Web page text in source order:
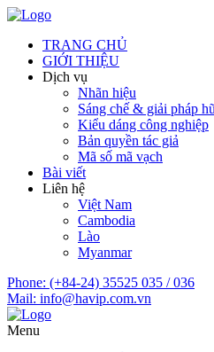
TRANG CHỦ
GIỚI THIỆU
Dịch vụ
Nhãn hiệu
Sáng chế & giải pháp
Kiểu dáng công nghiệp
Bản quyền tác giả
Mã số mã vạch
Bài viết
Liên hệ
Việt Nam
Cambodia
Lào
Myanmar
Phone: (+84-24) 35525 035 / 036
Mail: info@havip.com.vn
Menu